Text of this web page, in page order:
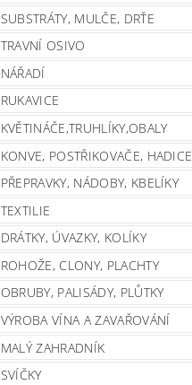
SUBSTRÁTY, MULČE, DRŤE
TRAVNÍ OSIVO
NÁŘADÍ
RUKAVICE
KVĚTINÁČE,TRUHLÍKY,OBALY
KONVE, POSTŘIKOVAČE, HADICE
PŘEPRAVKY, NÁDOBY, KBELÍKY
TEXTILIE
DRÁTKY, ÚVAZKY, KOLÍKY
ROHOŽE, CLONY, PLACHTY
OBRUBY, PALISÁDY, PLŮTKY
VÝROBA VÍNA A ZAVAŘOVÁNÍ
MALÝ ZAHRADNÍK
SVÍČKY